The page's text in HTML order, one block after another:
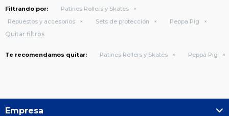
Filtrando por:
Patines Rollers y Skates
Repuestos y accesorios
Sets de protección Peppa Pig
Quitar filtros
Te recomendamos quitar: Patines Rollers y Skates Peppa Pig
Empresa